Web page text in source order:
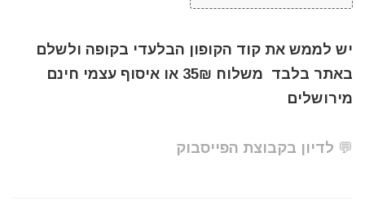
יש לממש את קוד הקופון הבלעדי בקופה ולשלם
באתר בלבד משלוח 35₪ או איסוף עצמי חינם
מירושלים
💬 לדיון בקבוצת הפייסבוק